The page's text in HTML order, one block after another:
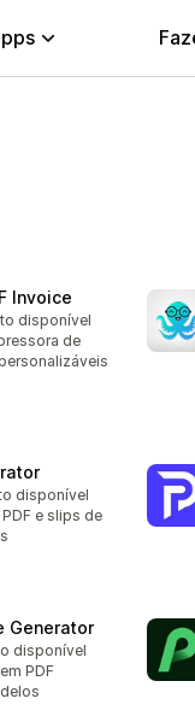
Invoice
disponível
de
disponível
e slips de
Generator
disponível
PDF